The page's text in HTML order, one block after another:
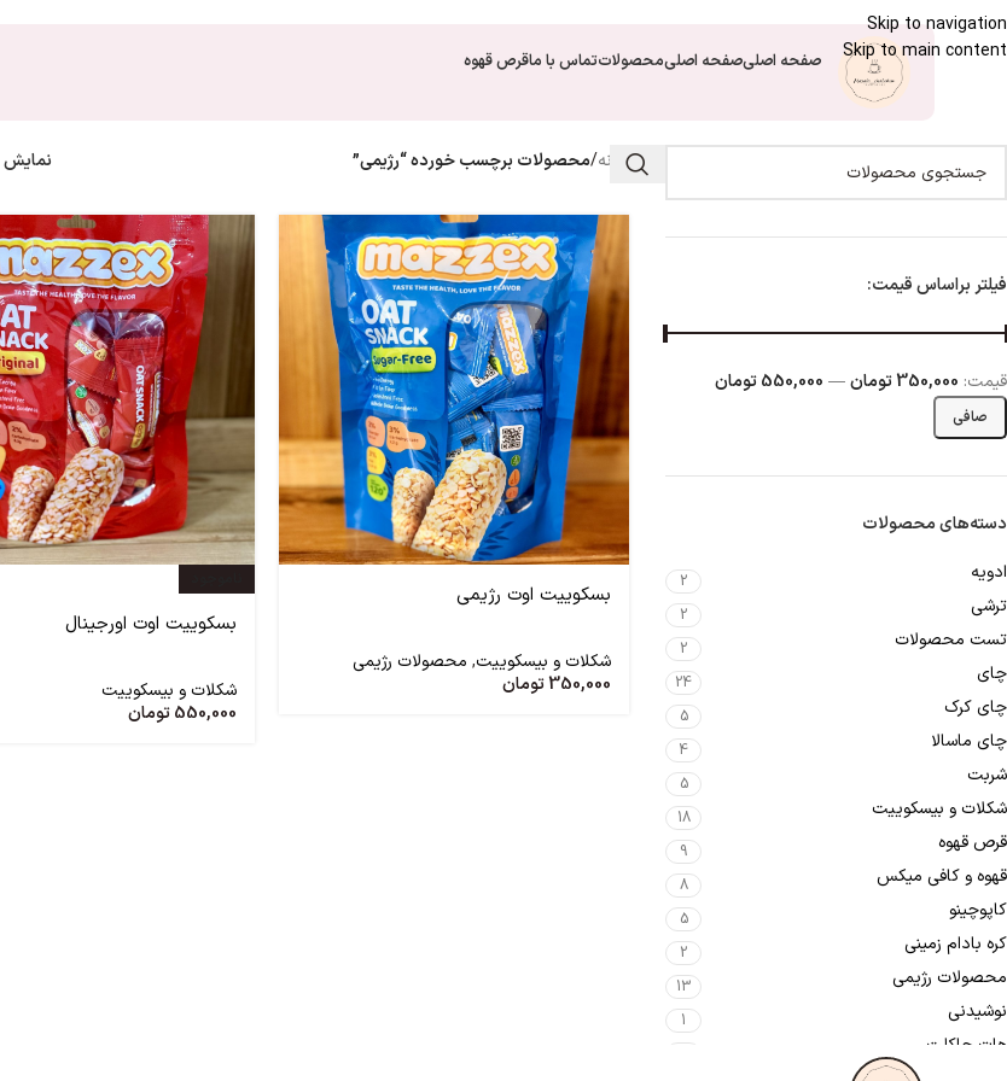
Skip to navigation
Skip to main content
صفحه اصلیصفحه اصلیمحصولاتتماس با ماقرص قهوه
فیلتر براساس قیمت:
صافی
قيمت: 350,000 تومان — 550,000 تومان
دسته‌های محصولات
ادویه
2
ترشی 2
تست محصولات 2
چای 24
چای کرک 5
چای ماسالا 4
شربت 5
شکلات و بیسکوییت 18
قرص قهوه 9
قهوه و کافی میکس 8
کاپوچینو 5
کره بادام زمینی 2
محصولات رژیمی 13
نوشیدنی 1
هات چاکلت
خانه/محصولات برچسب خورده “رژیمی” نمایش
بسکوییت اوت رژیمی
شکلات و بیسکوییت, محصولات رژیمی
350,000تومان
بسکوییت اوت اورجینال
شکلات و بیسکوییت
550,000تومان